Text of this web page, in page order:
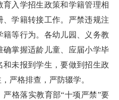
入学招生政策和学籍管理相
学籍转接工作。严禁违规注
等行为。各幼儿园、义务教
掌握适龄儿童、应届小学毕
未报到学生，要做到招生政
严格排查，严防辍学。
严格落实教育部“十项严禁”要